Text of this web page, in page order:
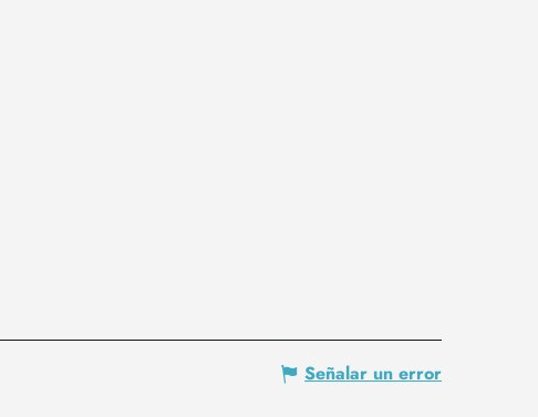
Señalar un error